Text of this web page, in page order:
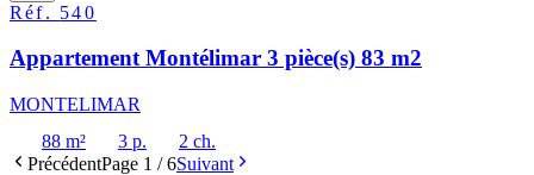
Réf. 540
Appartement Montélimar 3 pièce(s) 83 m2
MONTELIMAR
88 m²
3 p.
2 ch.
PrécédentPage 1 /6Suivant